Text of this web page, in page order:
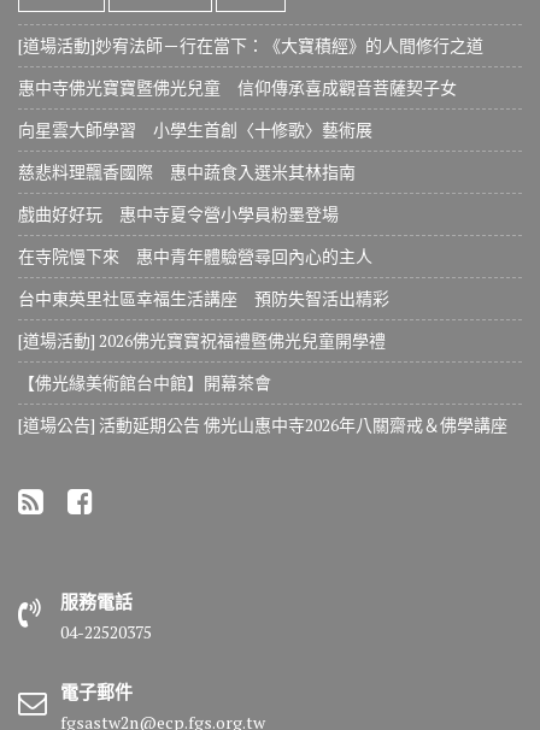
[道場活動]妙宥法師－行在當下：《大寶積經》的人間修行之道
惠中寺佛光寶寶暨佛光兒童 信仰傳承喜成觀音菩薩契子女
向星雲大師學習 小學生首創〈十修歌〉藝術展
慈悲料理飄香國際 惠中蔬食入選米其林指南
戲曲好好玩 惠中寺夏令營小學員粉墨登場
在寺院慢下來 惠中青年體驗營尋回內心的主人
台中東英里社區幸福生活講座 預防失智活出精彩
[道場活動] 2026佛光寶寶祝福禮暨佛光兒童開學禮
【佛光緣美術館台中館】開幕茶會
[道場公告] 活動延期公告 佛光山惠中寺2026年八關齋戒＆佛學講座
服務電話
04-22520375
電子郵件
fgsastw2n@ecp.fgs.org.tw